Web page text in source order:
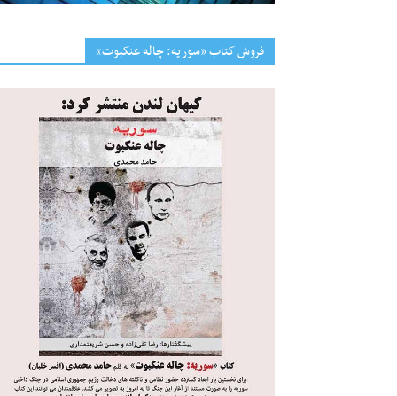
فروش کتاب «سوریه: چاله عنکبوت»